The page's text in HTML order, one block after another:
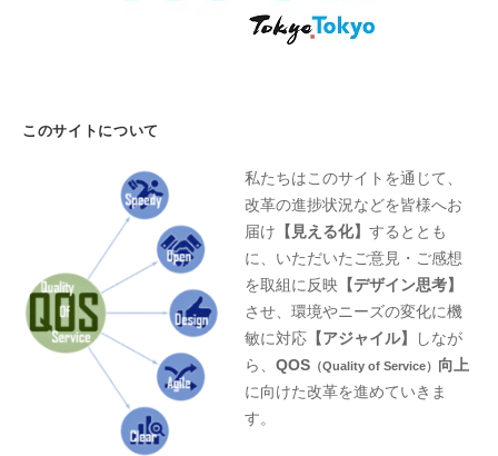
このサイトについて
私たちはこのサイトを通じて、
改革の進捗状況などを皆様へお
届け 【見える化】するととも
に、いただいたご意見・ご感想
を取組に反映 【デザイン思考】
させ、環境やニーズの変化に機
敏に対応 【アジャイル】
しなが
ら、QOS （Quality of Service） 向上
に向けた改革を進めていきま
す。